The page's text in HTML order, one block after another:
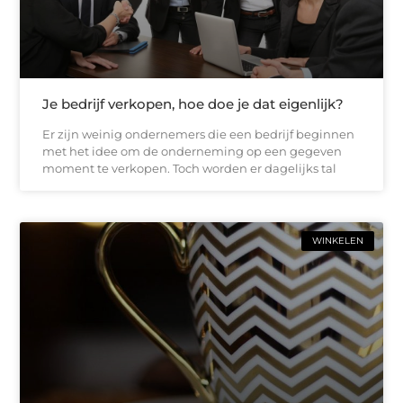
Je bedrijf verkopen, hoe doe je dat eigenlijk?
Er zijn weinig ondernemers die een bedrijf beginnen
met het idee om de onderneming op een gegeven
moment te verkopen. Toch worden er dagelijks tal
WINKELEN